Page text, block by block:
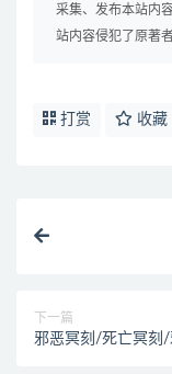
采集、发布本站内
站内容侵犯了原著
打赏 收藏
下一篇
邪恶冥刻/死亡冥刻